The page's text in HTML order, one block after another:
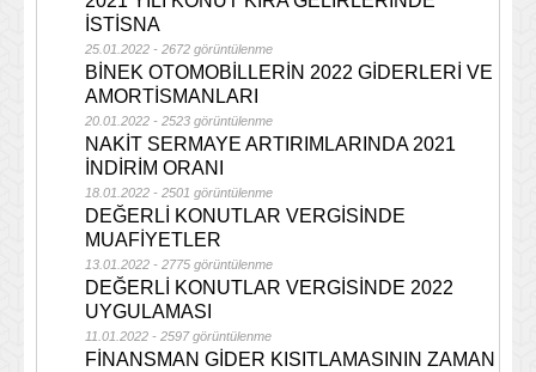
İSTİSNA
25.01.2022 - 2672 görüntülenme
BİNEK OTOMOBİLLERİN 2022 GİDERLERİ VE
AMORTİSMANLARI
20.01.2022 - 2523 görüntülenme
NAKİT SERMAYE ARTIRIMLARINDA 2021
İNDİRİM ORANI
18.01.2022 - 2501 görüntülenme
DEĞERLİ KONUTLAR VERGİSİNDE
MUAFİYETLER
13.01.2022 - 2775 görüntülenme
DEĞERLİ KONUTLAR VERGİSİNDE 2022
UYGULAMASI
11.01.2022 - 2597 görüntülenme
FİNANSMAN GİDER KISITLAMASININ ZAMAN